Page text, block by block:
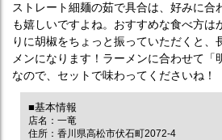
ストレート細麺の茹で具合は、好みに合
も嬉しいですよね。おすすめな食べ方は
りに胡椒をちょっと振っていただくと、
メンになります！ラーメンに合わせて「
なので、セットで味わってくださいね！
■基本情報
店名：一竜
住所：香川県高松市伏石町2072-4